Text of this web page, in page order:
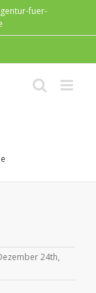
fuer-
24th,